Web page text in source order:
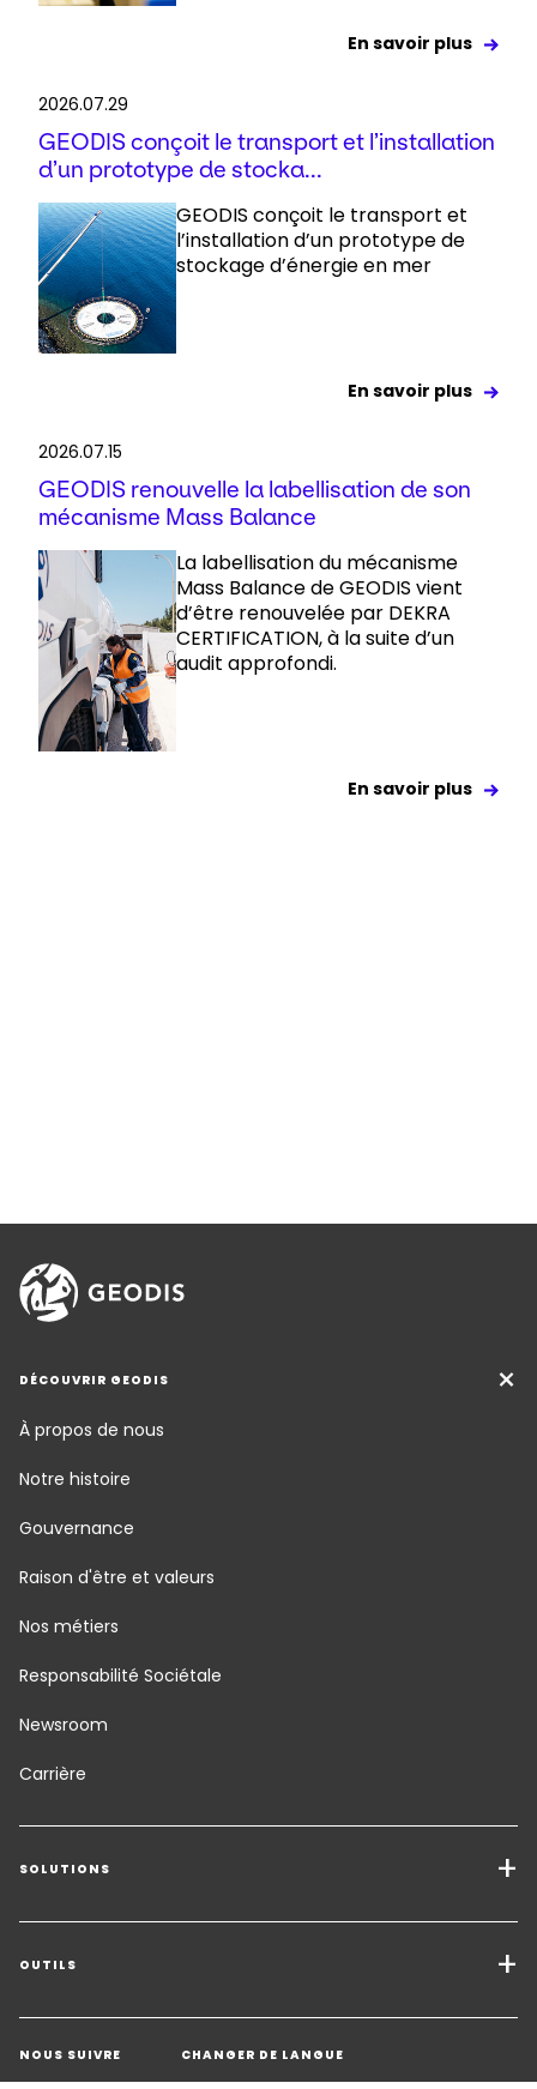
En savoir plus
2026.07.29
GEODIS conçoit le transport et l’installation
d’un prototype de stocka...
GEODIS conçoit le transport et
l’installation d’un prototype de
stockage d’énergie en mer
En savoir plus
2026.07.15
GEODIS renouvelle la labellisation de son
mécanisme Mass Balance
La labellisation du mécanisme
Mass Balance de GEODIS vient
d’être renouvelée par DEKRA
CERTIFICATION, à la suite d’un
audit approfondi.
En savoir plus
DÉCOUVRIR GEODIS
À propos de nous
Notre histoire
Gouvernance
Raison d'être et valeurs
Nos métiers
Responsabilité Sociétale
Newsroom
Carrière
SOLUTIONS
Transport de marchandises
Solutions de Fret
Entreposage - Logistique à valeur ajoutée
Secteurs d'activité
OUTILS
Demander un devis
Contacter un expert
NOUS SUIVRE CHANGER DE LANGUE